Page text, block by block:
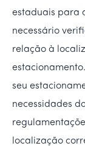
estaduais para
necessário
relação à
seu
necessidades
localização